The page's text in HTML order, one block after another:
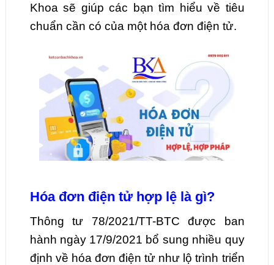
Khoa sẽ giúp các bạn tìm hiểu về tiêu
chuẩn cần có của một hóa đơn điện tử.
Hóa đơn điện tử hợp lệ là gì?
Thông tư 78/2021/TT-BTC được ban
hành ngày 17/9/2021 bổ sung nhiều quy
định về hóa đơn điện tử như lộ trình triển